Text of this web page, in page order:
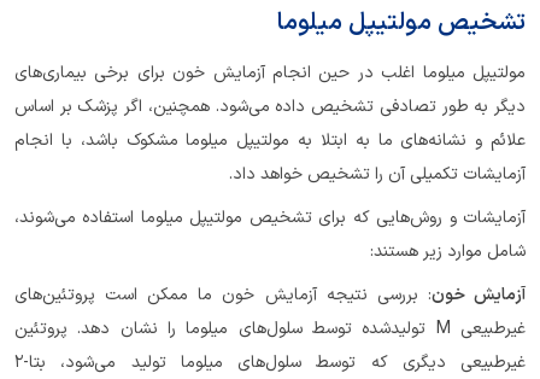
تشخیص مولتیپل میلوما
مولتیپل میلوما اغلب در حین انجام آزمایش خون برای برخی بیماری‌های
دیگر به طور تصادفی تشخیص داده می‌شود. همچنین، اگر پزشک بر اساس
علائم و نشانه‌های ما به ابتلا به مولتیپل میلوما مشکوک باشد، با انجام
آزمایشات تکمیلی آن را تشخیص خواهد داد.
آزمایشات و روش‌هایی که برای تشخیص مولتیپل میلوما استفاده می‌شوند،
شامل موارد زیر هستند:
آزمایش خون: بررسی نتیجه آزمایش خون ما ممکن است پروتئین‌های
غیرطبیعی M تولیدشده توسط سلول‌های میلوما را نشان دهد. پروتئین
غیرطبیعی دیگری که توسط سلول‌های میلوما تولید می‌شود، بتا-2